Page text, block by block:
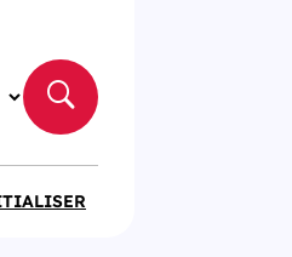
APPLIQUER
FILTRES